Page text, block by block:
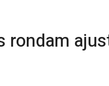
rondam